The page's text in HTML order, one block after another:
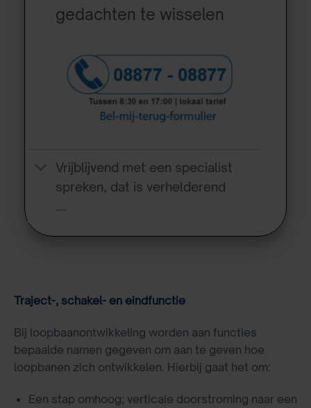
gedachten te wisselen
Vrijblijvend met een specialist
spreken, dat is verhelderend
….
Traject-, schakel- en eindfunctie
Bij loopbaanontwikkeling worden aan functies
bepaalde namen gegeven om aan te geven hoe
loopbanen zich ontwikkelen. Hierbij gaat het om:
Een stap omhoog; verticale doorstroming naar een